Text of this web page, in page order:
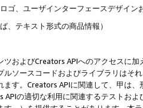
ゴ、ユーザインターフェースデザイ
、テキスト形式の商品情報）
およびCreators APIへのアクセスに
ルソースコードおよびライブラリはそ
ます。Creators APIに関連して、甲は
APIの適切な利用に関連するテストお